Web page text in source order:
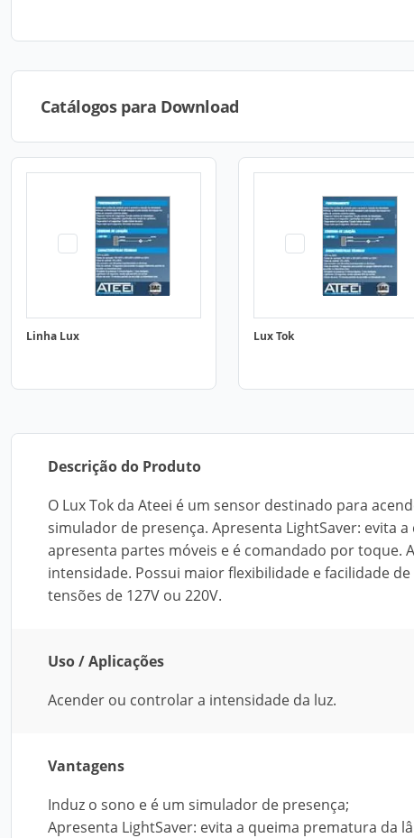
Catálogos para Download
Linha Lux Lux Tok
Descrição do Produto
O Lux Tok da Ateei é um sensor destinado para
simulador de presença. Apresenta LightSaver: evita
apresenta partes móveis e é comandado por
intensidade. Possui maior flexibilidade e facilidade
tensões de 127V ou 220V.
Uso / Aplicações
Acender ou controlar a intensidade da luz.
Vantagens
Induz o sono e é um simulador de presença;
Apresenta LightSaver: evita a queima prematura da